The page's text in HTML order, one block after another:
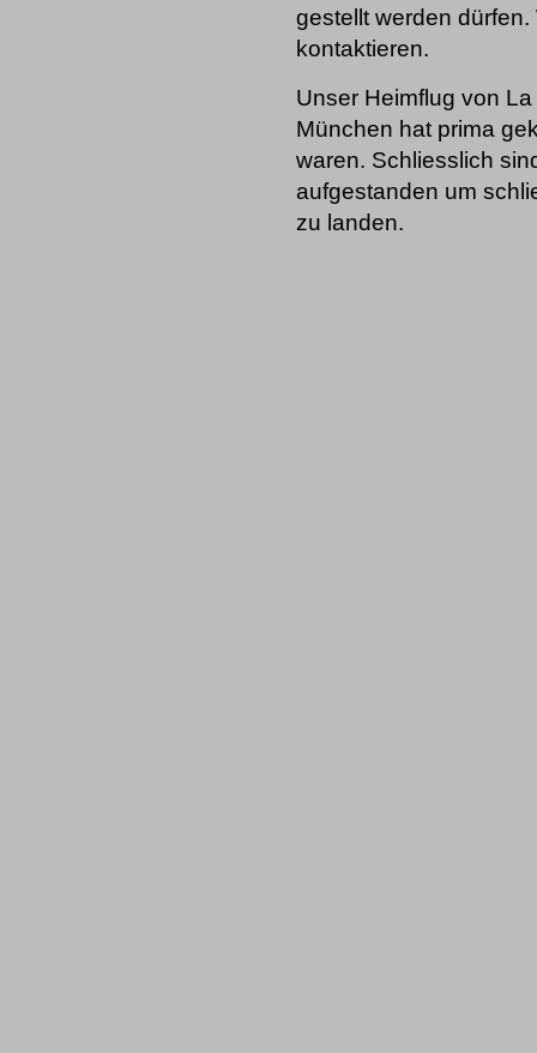
gestellt werden
kontaktieren.
Unser Heimflug von
München hat prima
waren. Schliesslich
aufgestanden um
zu landen.